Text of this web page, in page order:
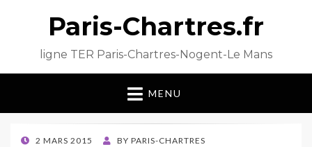
Paris-Chartres.fr
ligne TER Paris-Chartres-Nogent-Le Mans
MENU
POSTED
2 MARS 2015 BY PARIS-CHARTRES